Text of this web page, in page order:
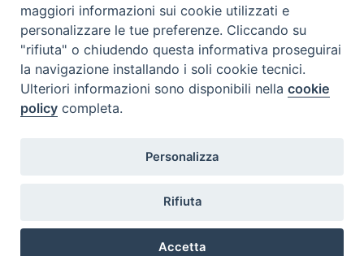
Archivio comunicati stampa
2026 © Diocesi di Castellaneta
Vita consacrata
maggiori informazioni sui cookie utilizzati e
personalizzare le tue preferenze. Cliccando su
"rifiuta" o chiudendo questa informativa proseguirai
la navigazione installando i soli cookie tecnici.
Ulteriori informazioni sono disponibili nellacookie
policy completa.
Personalizza
Rifiuta
Accetta